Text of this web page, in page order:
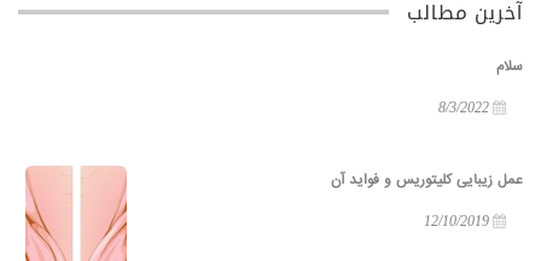
آخرین مطالب
سلام
عمل زیبایی کلیتوریس و فواید آن